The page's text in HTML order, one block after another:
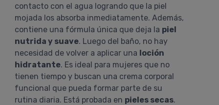
contacto con el agua logrando que la piel
mojada los absorba inmediatamente. Además,
contiene una fórmula única que deja la piel
nutrida y suave. Luego del baño, no hay
necesidad de volver a aplicar una loción
hidratante. Es ideal para mujeres que no
tienen tiempo y buscan una crema corporal
funcional que pueda formar parte de su
rutina diaria. Está probada en pieles secas.